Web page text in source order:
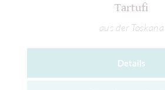
Tartufi
aus der Toskana
Details